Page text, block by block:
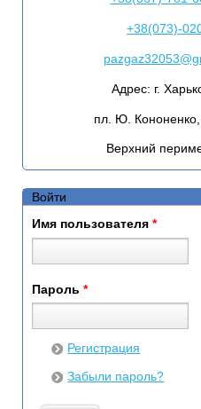
+38(073)-
Адрес: г.
пл. Ю.
Верхний
Войти
Имя пользователя *
Пароль *
Регистрация
Забыли пароль?